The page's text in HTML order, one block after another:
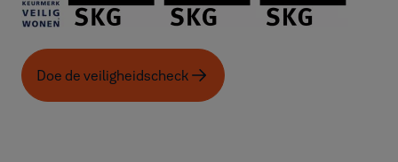
Doe de veiligheidscheck